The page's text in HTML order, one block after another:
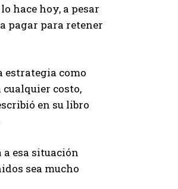
hace hoy, a pesar
pagar para retener
estrategia como
cualquier costo,
en su libro
esa situación
sea mucho